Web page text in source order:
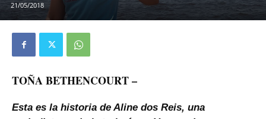
21/05/2018
TOÑA BETHENCOURT –
Esta es la historia de Aline dos Reis, una